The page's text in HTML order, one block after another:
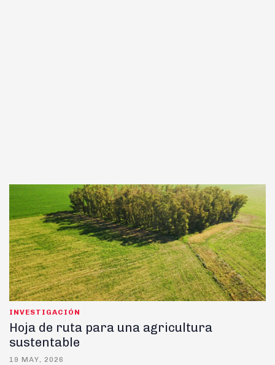
INVESTIGACIÓN
Hoja de ruta para una agricultura
sustentable
19 MAY, 2026